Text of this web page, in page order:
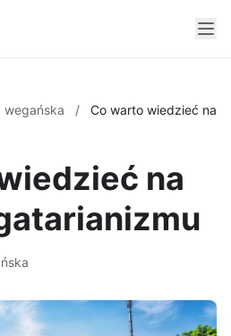
wegańska /
Co warto wiedzieć na
na